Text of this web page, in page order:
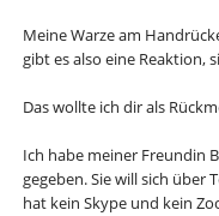
Meine Warze am
gibt es also eine Reaktion,
Das wollte ich dir als
Ich habe meiner Freundin
gegeben. Sie will sich über
hat kein Skype und kein